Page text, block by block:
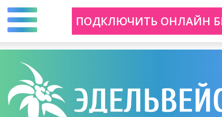
Перейти
к
основному
содержанию
ПОДКЛЮЧИТЬ ОНЛАЙН